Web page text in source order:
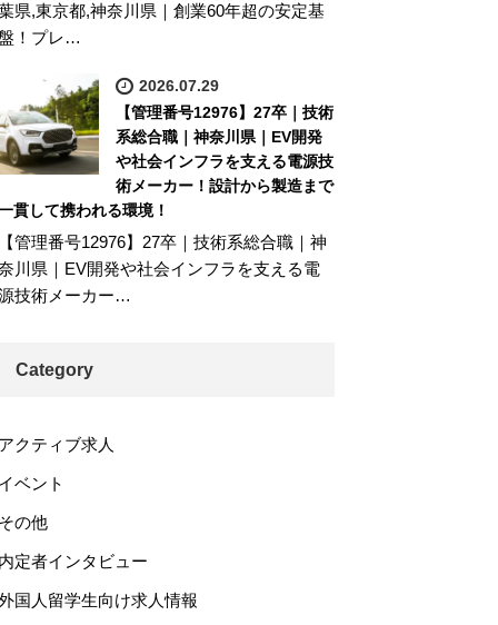
県,東京都,神奈川県｜創業60年超の安定基
！プレ…
2026.07.29
【管理番号12976】27卒｜技術
系総合職｜神奈川県｜EV開発
や社会インフラを支える電源技
術メーカー！設計から製造まで
貫して携われる環境！
管理番号12976】27卒｜技術系総合職｜神
川県｜EV開発や社会インフラを支える電
技術メーカー…
Category
クティブ求人
ベント
の他
定者インタビュー
国人留学生向け求人情報